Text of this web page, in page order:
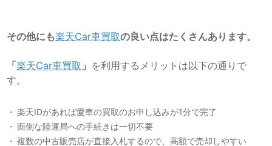
その他にも楽天Car車買取の良い点はたくさんあります。
「楽天Car車買取 」 を利用するメリットは以下の通りで
す。
楽天IDがあれば愛車の買取のお申し込みが1分で完了
面倒な陸運局への手続きは一切不要
複数の中古販売店が直接入札するので、高額で売却しやすい